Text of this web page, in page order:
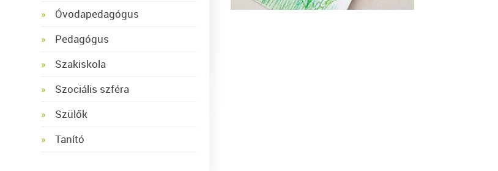
Óvodapedagógus
Pedagógus
Szakiskola
Szociális szféra
Szülők
Tanító